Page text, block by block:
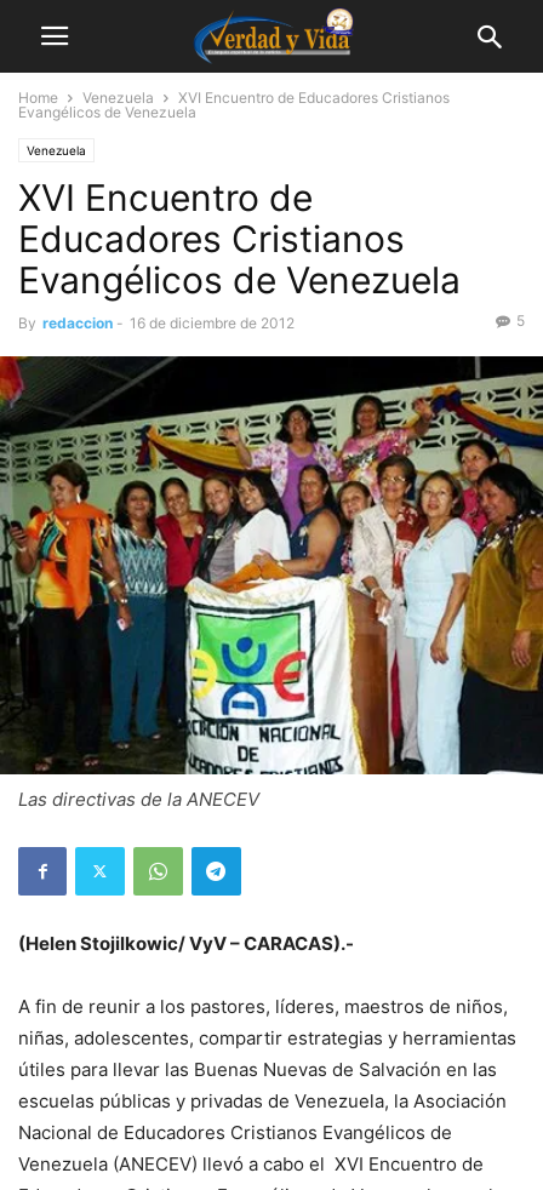
Home Venezuela
XVI Encuentro de Educadores Cristianos
Evangélicos de Venezuela
Venezuela
XVI Encuentro de
Educadores Cristianos
Evangélicos de Venezuela
By redaccion - 16 de diciembre de 2012 5
Las directivas de la ANECEV
(Helen Stojilkowic/ VyV –CARACAS).-
A fin de reunir a los pastores, líderes, maestros de niños,
niñas, adolescentes, compartir estrategias y herramientas
útiles para llevar las Buenas Nuevas de Salvación en las
escuelas públicas y privadas de Venezuela, la Asociación
Nacional de Educadores Cristianos Evangélicos de
Venezuela (ANECEV) llevó a cabo el XVI Encuentro de